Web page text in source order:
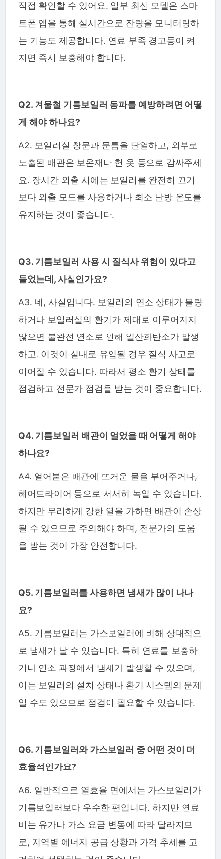
직접 확인할 수 있어요. 일부 최신 모델은 스마
트폰 앱을 통해 실시간으로 잔량을 모니터링하
는 기능도 제공합니다. 연료 부족 경고등이 켜
지면 즉시 보충해야 합니다.
Q2. 겨울철 기름보일러 동파를 예방하려면 어떻
게 해야 하나요?
A2. 보일러실 창문과 문틈을 단열하고, 외부로
노출된 배관은 보온재나 헌 옷 등으로 감싸주세
요. 장시간 외출 시에는 보일러를 완전히 끄기
보다 외출 모드를 사용하거나 최소 난방 온도를
유지하는 것이 좋습니다.
Q3. 기름보일러 사용 시 질식사 위험이 있다고
들었는데, 사실인가요?
A3. 네, 사실입니다. 보일러의 연소 상태가 불량
하거나 보일러실의 환기가 제대로 이루어지지
않으면 불완전 연소로 인해 일산화탄소가 발생
하고, 이것이 실내로 유입될 경우 질식 사고로
이어질 수 있습니다. 따라서 평소 환기 상태를
점검하고 전문가 점검을 받는 것이 중요합니다.
Q4. 기름보일러 배관이 얼었을 때 어떻게 해야
하나요?
A4. 얼어붙은 배관에 뜨거운 물을 부어주거나,
헤어드라이어 등으로 서서히 녹일 수 있습니다.
하지만 무리하게 강한 열을 가하면 배관이 손상
될 수 있으므로 주의해야 하며, 전문가의 도움
을 받는 것이 가장 안전합니다.
Q5. 기름보일러를 사용하면 냄새가 많이 나나
요?
A5. 기름보일러는 가스보일러에 비해 상대적으
로 냄새가 날 수 있습니다. 특히 연료를 보충하
거나 연소 과정에서 냄새가 발생할 수 있으며,
이는 보일러의 설치 상태나 환기 시스템의 문제
일 수도 있으므로 점검이 필요할 수 있습니다.
Q6. 기름보일러와 가스보일러 중 어떤 것이 더
효율적인가요?
A6. 일반적으로 열효율 면에서는 가스보일러가
기름보일러보다 우수한 편입니다. 하지만 연료
비는 유가나 가스 요금 변동에 따라 달라지므
로, 지역별 에너지 공급 상황과 가격 추세를 고